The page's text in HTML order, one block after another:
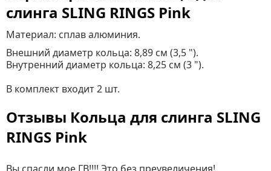
слинга SLING RINGS Pink
Материал: сплав алюминия.
Внешний диаметр кольца: 8,89 см (3,5 ").
Внутренний диаметр кольца: 8,25 см (3 ").
В комплект входит 2 шт.
Отзывы Кольца для слинга SLING
RINGS Pink